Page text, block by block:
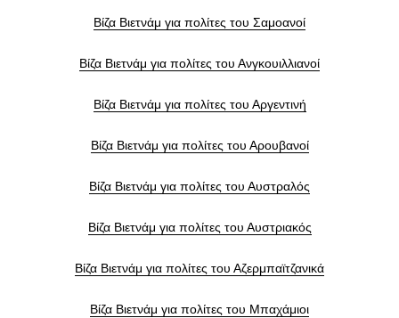
Βίζα Βιετνάμ για πολίτες του Σαμοανοί
Βίζα Βιετνάμ για πολίτες του Ανγκουιλλιανοί
Βίζα Βιετνάμ για πολίτες του Αργεντινή
Βίζα Βιετνάμ για πολίτες του Αρουβανοί
Βίζα Βιετνάμ για πολίτες του Αυστραλός
Βίζα Βιετνάμ για πολίτες του Αυστριακός
Βίζα Βιετνάμ για πολίτες του Αζερμπαϊτζανικά
Βίζα Βιετνάμ για πολίτες του Μπαχάμιοι